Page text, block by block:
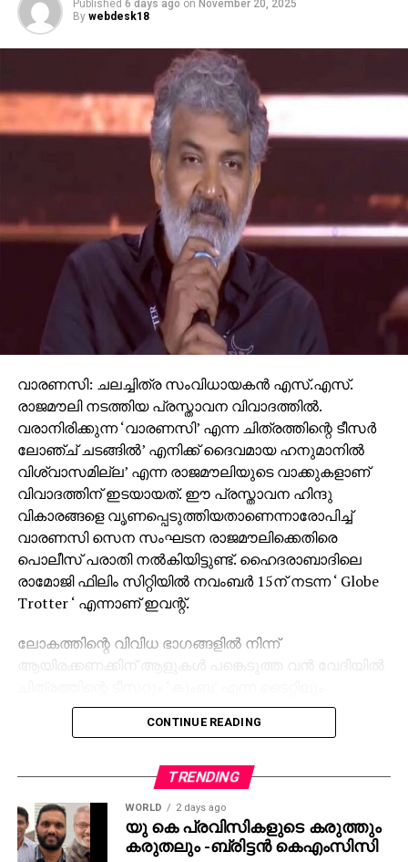
Published 6 days ago on November 20, 2025
By webdesk18
വാരണസി: ചലച്ചിത്ര സംവിധായകന്‍ എസ്.എസ്.
രാജമൗലി നടത്തിയ പ്രസ്താവന വിവാദത്തില്‍.
വരാനിരിക്കുന്ന ‘വാരണസി’ എന്ന ചിത്രത്തിന്റെ ടീസര്‍
ലോഞ്ച് ചടങ്ങില്‍’ എനിക്ക് ദൈവമായ ഹനുമാനില്‍
വിശ്വാസമില്ല’ എന്ന രാജമൗലിയുടെ വാക്കുകളാണ്
വിവാദത്തിന് ഇടയായത്. ഈ പ്രസ്താവന ഹിന്ദു
വികാരങ്ങളെ വൃണപ്പെടുത്തിയതാണെന്നാരോപിച്ച്
വാരണസി സെന സംഘടന രാജമൗലിക്കെതിരെ
പൊലീസ് പരാതി നല്‍കിയിട്ടുണ്ട്. ഹൈദരാബാദിലെ
രാമോജി ഫിലിം സിറ്റിയില്‍ നവംബര്‍ 15ന് നടന്ന ‘ Globe
Trotter ‘ എന്നാണ് ഇവന്റ്.
ലോകത്തിന്റെ വിവിധ ഭാഗങ്ങളില്‍ നിന്ന്
ആയിരക്കണക്കിന് ആളുകള്‍ പങ്കെടുത്ത വന്‍ വേദിയില്‍
പുറത്തിറക്കിയിരുന്നു. സാങ്കേതിക പ്രശ്‌നങ്ങള്‍ നേരിട്ട
സമയത്താണ് രാജമൗലി വിവാദമായി മാറിയ പ്രസ്താവന
‘സംവിധായകന്‍ രാജമൗലി ഹിന്ദു മതവികാരങ്ങളെ
വൃണപ്പെടുത്തി എന്നാരോപിച്ച് പരാതി ലഭിച്ചിട്ടുണ്ട്.
ഇതുവരെ കേസായി രജിസ്റ്റര്‍ ചെയ്തിട്ടില്ല.
CONTINUE READING
TRENDING
WORLD 2 days ago
യു കെ പ്രവിസികളുടെ കരുത്തും
കരുതലും -ബ്രിട്ടൻ കെഎംസിസി